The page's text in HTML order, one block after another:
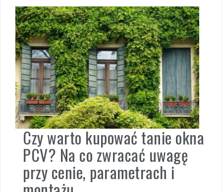
Czy warto kupować tanie okna
PCV? Na co zwracać uwagę
przy cenie, parametrach i